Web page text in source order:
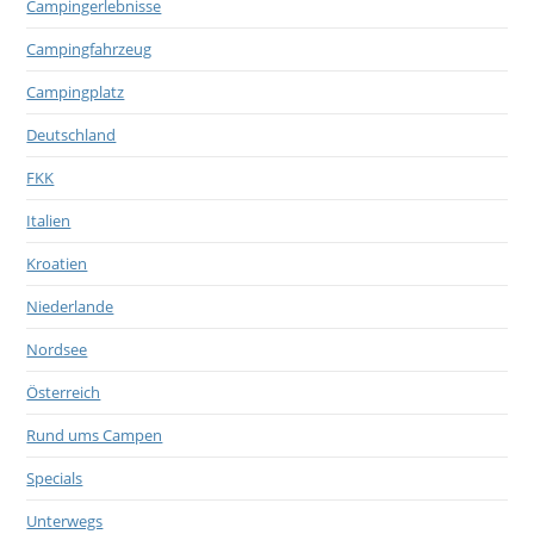
Campingerlebnisse
Campingfahrzeug
Campingplatz
Deutschland
FKK
Italien
Kroatien
Niederlande
Nordsee
Österreich
Rund ums Campen
Specials
Unterwegs